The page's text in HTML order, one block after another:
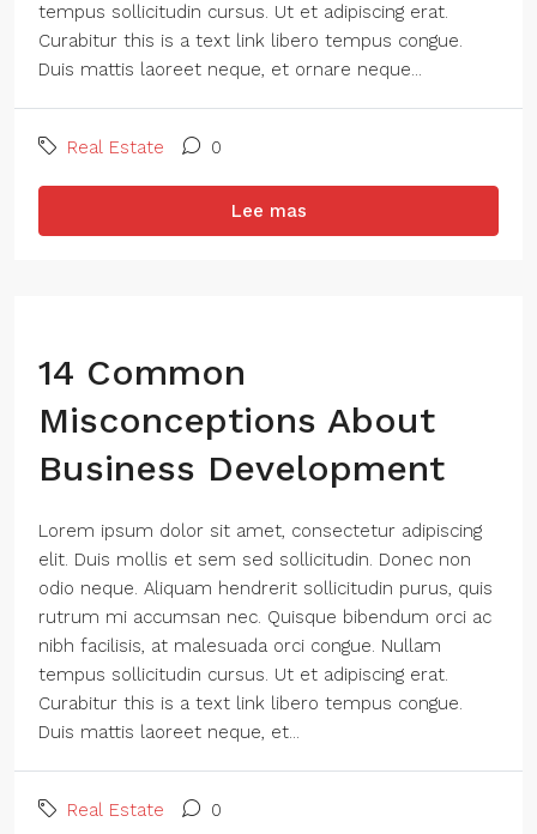
tempus sollicitudin cursus. Ut et adipiscing erat.
Curabitur this is a text link libero tempus congue.
Duis mattis laoreet neque, et ornare neque...
Real Estate 0
Lee mas
14 Common
Misconceptions About
Business Development
Lorem ipsum dolor sit amet, consectetur adipiscing
elit. Duis mollis et sem sed sollicitudin. Donec non
odio neque. Aliquam hendrerit sollicitudin purus, quis
rutrum mi accumsan nec. Quisque bibendum orci ac
nibh facilisis, at malesuada orci congue. Nullam
tempus sollicitudin cursus. Ut et adipiscing erat.
Curabitur this is a text link libero tempus congue.
Duis mattis laoreet neque, et...
Real Estate 0